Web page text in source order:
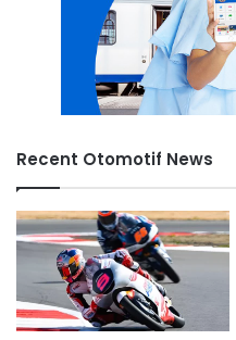
Recent Otomotif News